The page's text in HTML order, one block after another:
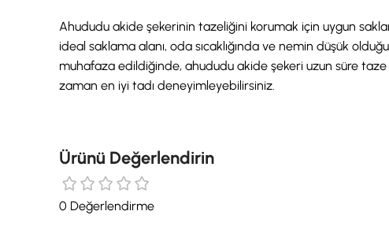
Ahududu akide şekerinin tazeliğini korumak için uygun
ideal saklama alanı, oda sıcaklığında ve nemin düşük
muhafaza edildiğinde, ahududu akide şekeri uzun süre
zaman en iyi tadı deneyimleyebilirsiniz.
Ürünü Değerlendirin
0 Değerlendirme